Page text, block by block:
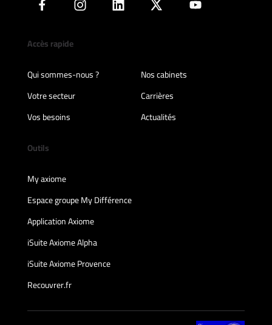
Accès rapide
Qui sommes-nous ?
Nos cabinets
Votre secteur
Carrières
Vos besoins
Actualités
Outils
My axiome
Espace groupe My Différence
Application Axiome
iSuite Axiome Alpha
iSuite Axiome Provence
Recouvrer.fr